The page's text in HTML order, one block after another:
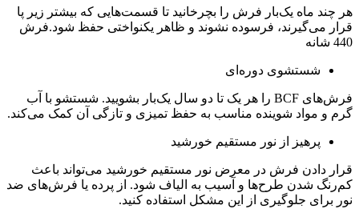
هر چند ماه یک‌بار فرش را بچرخانید تا قسمت‌هایی که بیشتر زیر پا
قرار می‌گیرند، فرسوده نشوند و ظاهر یکنواختی حفظ شود.فرش
440 شانه
شستشوی دوره‌ای
فرش‌های BCF را هر یک تا دو سال یک‌بار بشویید. شستشو با آب
گرم و مواد شوینده مناسب به حفظ تمیزی و تازگی آن کمک می‌کند.
پرهیز از نور مستقیم خورشید
قرار دادن فرش در معرض نور مستقیم خورشید می‌تواند باعث
کم‌رنگ شدن طرح‌ها و آسیب به الیاف شود. از پرده یا فرش‌های ضد
نور برای جلوگیری از این مشکل استفاده کنید.